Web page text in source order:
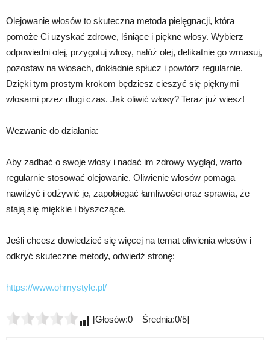
Olejowanie włosów to skuteczna metoda pielęgnacji, która
pomoże Ci uzyskać zdrowe, lśniące i piękne włosy. Wybierz
odpowiedni olej, przygotuj włosy, nałóż olej, delikatnie go wmasuj,
pozostaw na włosach, dokładnie spłucz i powtórz regularnie.
Dzięki tym prostym krokom będziesz cieszyć się pięknymi
włosami przez długi czas. Jak oliwić włosy? Teraz już wiesz!
Wezwanie do działania:
Aby zadbać o swoje włosy i nadać im zdrowy wygląd, warto
regularnie stosować olejowanie. Oliwienie włosów pomaga
nawilżyć i odżywić je, zapobiegać łamliwości oraz sprawia, że
stają się miękkie i błyszczące.
Jeśli chcesz dowiedzieć się więcej na temat oliwienia włosów i
odkryć skuteczne metody, odwiedź stronę:
https://www.ohmystyle.pl/
[Głosów:0 Średnia:0/5]